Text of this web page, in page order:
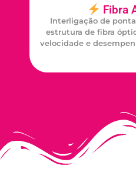
Fibra
Interligação de
estrutura de fibra
velocidade e